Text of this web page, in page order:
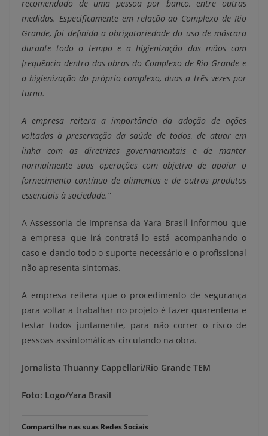
recomendado de uma pessoa por banco, entre outras
medidas. Especificamente em relação ao Complexo de Rio
Grande, foi definida a obrigatoriedade do uso de máscara
durante todo o tempo e a higienização das mãos com
frequência dentro das obras do Complexo de Rio Grande e
a higienização do próprio complexo, duas a três vezes por
turno.
A empresa reitera a importância da adoção de ações
voltadas à preservação da saúde de todos, de atuar em
linha com as diretrizes governamentais e de manter
normalmente suas operações com objetivo de apoiar o
fornecimento contínuo de alimentos e de outros produtos
essenciais à sociedade.”
A Assessoria de Imprensa da Yara Brasil informou que
a empresa que irá contratá-lo está acompanhando o
caso e dando todo o suporte necessário e o profissional
não apresenta sintomas.
A empresa reitera que o procedimento de segurança
para voltar a trabalhar no projeto é fazer quarentena e
testar todos juntamente, para não correr o risco de
pessoas assintomáticas circulando na obra.
Jornalista Thuanny Cappellari/Rio Grande TEM
Foto: Logo/Yara Brasil
Compartilhe nas suas Redes Sociais